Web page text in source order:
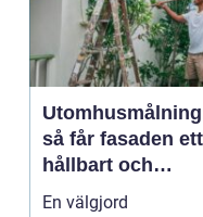
så får fasaden ett
hållbart och
vackert resultat
En välgjord